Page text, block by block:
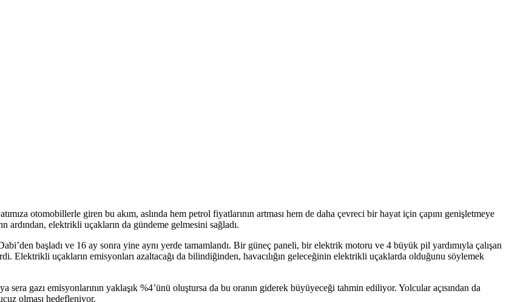
otomobillerle giren bu akım, aslında hem petrol fiyatlarının artması hem de daha çevreci bir hayat için çapını genişletmeye
ardından, elektrikli uçakların da gündeme gelmesini sağladı.
başladı ve 16 ay sonra yine aynı yerde tamamlandı. Bir güneç paneli, bir elektrik motoru ve 4 büyük pil yardımıyla çalışan
Elektrikli uçakların emisyonları azaltacağı da bilindiğinden, havacılığın geleceğinin elektrikli uçaklarda olduğunu söylemek
gazı emisyonlarının yaklaşık %4’ünü oluştursa da bu oranın giderek büyüyeceği tahmin ediliyor. Yolcular açısından da
olması hedefleniyor.